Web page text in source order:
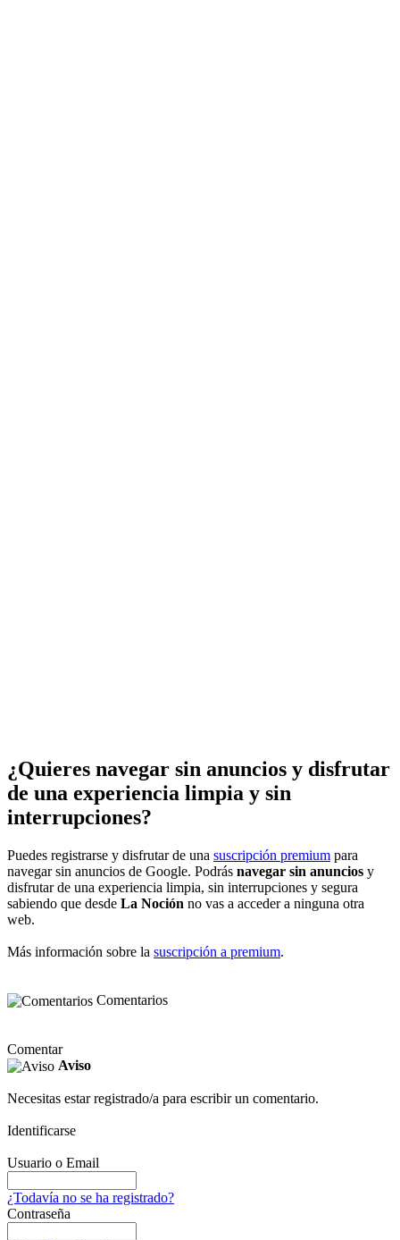
¿Quieres navegar sin anuncios y disfrutar
de una experiencia limpia y sin
interrupciones?
Puedes registrarse y disfrutar de una suscripción premium para
navegar sin anuncios de Google. Podrás navegar sin anuncios y
disfrutar de una experiencia limpia, sin interrupciones y segura
sabiendo que desde La Noción no vas a acceder a ninguna otra
web.
Más información sobre la suscripción a premium.
Comentarios
Comentar
Aviso
Necesitas estar registrado/a para escribir un comentario.
Identificarse
Usuario o Email
¿Todavía no se ha registrado?
Contraseña